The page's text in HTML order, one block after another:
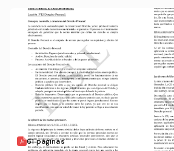
61 páginas